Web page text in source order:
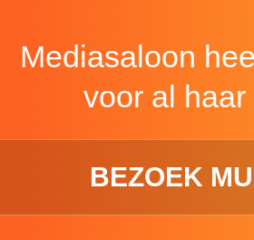
Mediasaloon
voor al
BEZOEK